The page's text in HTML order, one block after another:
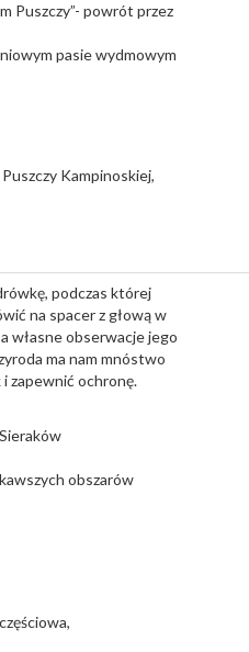
Puszczy”- powrót przez
pasie wydmowym
Kampinoskiej,
podczas której
na spacer z głową w
własne obserwacje jego
ma nam mnóstwo
zapewnić ochronę.
obszarów